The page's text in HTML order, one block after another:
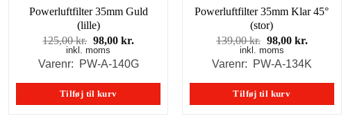
Powerluftfilter 35mm Guld
(lille)
125,00kr. Den
oprindelige
pris
125,00 kr..
98,00kr.
pris
98,00 kr..
inkl. moms
Varenr: PW-A-140G
Tilføj til kurv
Powerluftfilter 35mm Klar 45°
(stor)
139,00kr. Den
oprindelige
pris
139,00 kr..
98,00 kr.Den
pris
98,00 kr..
inkl. moms
Varenr: PW-A-134K
Tilføj til kurv